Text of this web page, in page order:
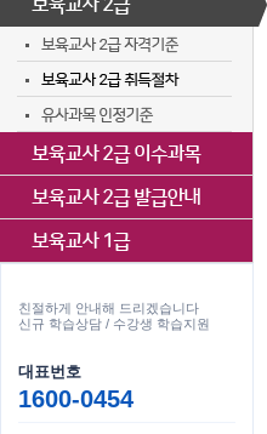
친절하게 안내해 드리겠습니다
신규 학습상담 / 수강생 학습지원
대표번호
1600-0454